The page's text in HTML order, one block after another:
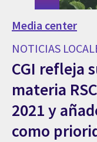
Media center
NOTICIAS
CGI refleja
materia
2021 y
como